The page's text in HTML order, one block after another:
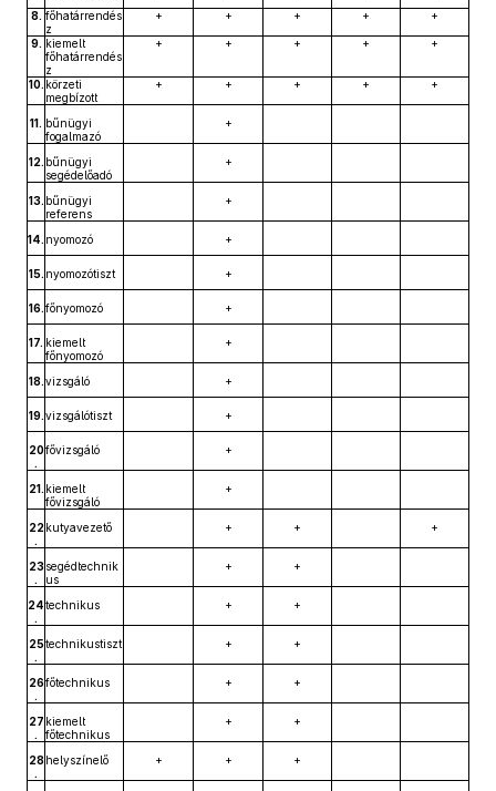
8. főhatárrendés
z
+ + + + +
9. kiemelt
főhatárrendés
z
+ + + + +
10. körzeti
megbízott
+ + + + +
11. bűnügyi
fogalmazó
+
12. bűnügyi
segédelőadó
+
13. bűnügyi
referens
+
14. nyomozó +
15. nyomozótiszt +
16.főnyomozó +
17. kiemelt
főnyomozó
+
18.vizsgáló +
19.vizsgálótiszt +
20
.
fővizsgáló +
21. kiemelt
fővizsgáló
+
22
.
kutyavezető + + +
23
.
segédtechnik
us
+ +
24
.
technikus + +
25
.
technikustiszt + +
26
.
főtechnikus + +
27
.
kiemelt
főtechnikus
+ +
28
.
helyszínelő + + +